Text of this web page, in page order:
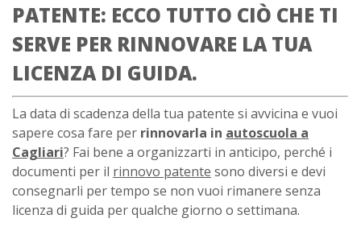
PATENTE: ECCO TUTTO CIÒ CHE TI
SERVE PER RINNOVARE LA TUA
LICENZA DI GUIDA.
La data di scadenza della tua patente si avvicina e vuoi
sapere cosa fare per rinnovarla in autoscuola a
Cagliari? Fai bene a organizzarti in anticipo, perché i
documenti per il rinnovo patente sono diversi e devi
consegnarli per tempo se non vuoi rimanere senza
licenza di guida per qualche giorno o settimana.